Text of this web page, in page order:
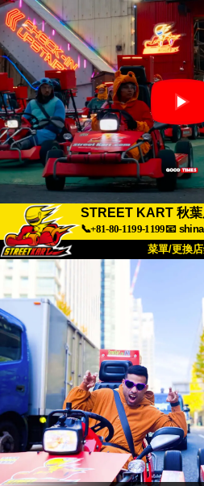
STREET KART 秋
📞+81-80-1199-1199📧
菜單/更換
關於
交通方式 顧客聲音
公司
更換店鋪
東京 品川 #1
東京 秋葉原 #2
東京 澀谷附店